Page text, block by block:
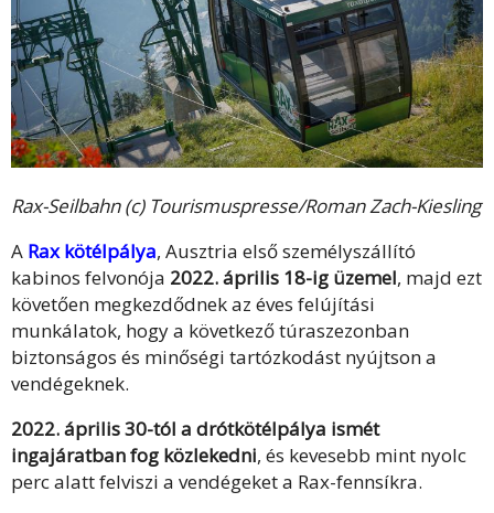
Rax-Seilbahn (c) Tourismuspresse/Roman Zach-Kiesling
A Rax kötélpálya, Ausztria első személyszállító
kabinos felvonója 2022. április 18-ig üzemel, majd ezt
követően megkezdődnek az éves felújítási
munkálatok, hogy a következő túraszezonban
biztonságos és minőségi tartózkodást nyújtson a
vendégeknek.
2022. április 30-tól a drótkötélpálya ismét
ingajáratban fog közlekedni, és kevesebb mint nyolc
perc alatt felviszi a vendégeket a Rax-fennsíkra.